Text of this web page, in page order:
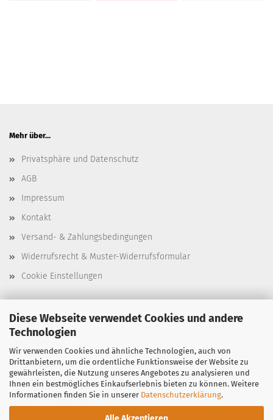
Diese Webseite verwendet Cookies und andere
Technologien
Wir verwenden Cookies und ähnliche Technologien, auch von
Drittanbietern, um die ordentliche Funktionsweise der Website zu
gewährleisten, die Nutzung unseres Angebotes zu analysieren und
Ihnen ein bestmögliches Einkaufserlebnis bieten zu können. Weitere
Informationen finden Sie in unserer Datenschutzerklärung.
Mehr über...
Privatsphäre und Datenschutz
AGB
Impressum
Kontakt
Versand- & Zahlungsbedingungen
Widerrufsrecht & Muster-Widerrufsformular
Cookie Einstellungen
Stencil-Depot
Bergstraße 39
97299 Zell am Main